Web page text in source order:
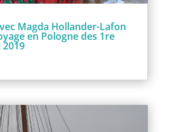
Magda Hollander-Lafon
en Pologne des 1re
2019